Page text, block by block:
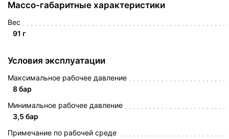
Массо-габаритные характеристики
Вес
91 г
Условия эксплуатации
Максимальное рабочее давление
8 бар
Минимальное рабочее давление
3,5 бар
Примечание по рабочей среде